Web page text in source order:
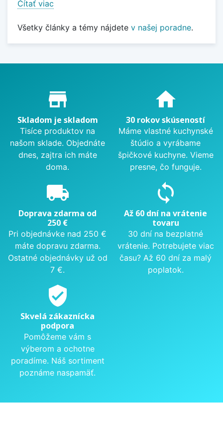
Čítať viac
Všetky články a témy nájdete v našej poradne.
Proč nakupovat u nás?
store_mall_directory
Skladom je skladom
Tisíce produktov na
našom sklade. Objednáte
dnes, zajtra ich máte
doma.
home
30 rokov skúseností
Máme vlastné kuchynské
štúdio a vyrábame
špičkové kuchyne. Vieme
presne, čo funguje.
local_shipping
Doprava zdarma od
250 €
Pri objednávke nad 250 €
máte dopravu zdarma.
Ostatné objednávky už od
7 €.
sync
Až 60 dní na vrátenie
tovaru
30 dní na bezplatné
vrátenie. Potrebujete viac
času? Až 60 dní za malý
poplatok.
verified_user
Skvelá zákaznícka
podpora
Pomôžeme vám s
výberom a ochotne
poradíme. Náš sortiment
poznáme naspamäť.